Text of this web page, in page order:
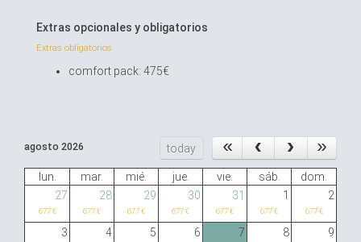
Extras opcionales y obligatorios
Extras obligatorios
comfort pack: 475€
agosto 2026 today
lun. mar. mié. jue. vie. sáb.
dom.
27
28 29 30 31 1 2
677 € 677 € 677 € 677 € 677 € 677 € 677 €
3 4 5 6 7 8 9